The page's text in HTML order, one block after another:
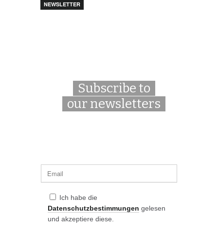
NEWSLETTER
Subscribe to
our newsletters
Ich habe die
Datenschutzbestimmungen gelesen
und akzeptiere diese.